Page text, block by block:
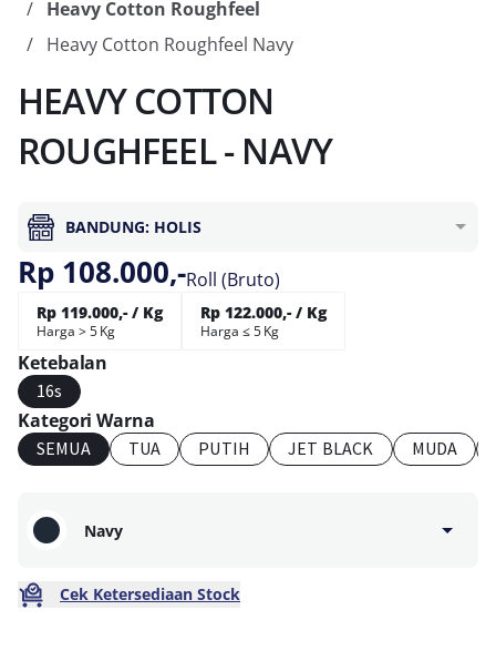
Heavy Cotton Roughfeel
Heavy Cotton Roughfeel Navy
HEAVY COTTON
ROUGHFEEL - NAVY
BANDUNG: HOLIS
Rp 108.000,-Roll (Bruto)
Rp 119.000,- / Kg
Harga > 5 Kg
Rp 122.000,- / Kg
Harga ≤ 5 Kg
Ketebalan
16s
Kategori Warna
SEMUA TUA PUTIH JET BLACK MUDA
Navy
Cek Ketersediaan Stock